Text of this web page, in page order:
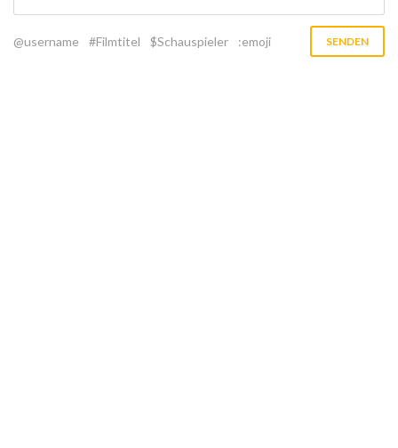
@username #Filmtitel $Schauspieler :emoji